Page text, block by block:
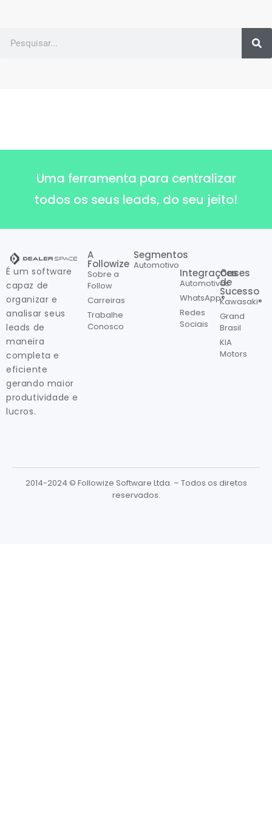
Uma ferramenta para centralizar
todos os seus leads, do seu jeito!
É um software
capaz de
organizar e
analisar seus
leads de
maneira
completa e
eficiente
gerando maior
produtividade e
lucros.
A
Followize
Sobre a
Follow
Carreiras
Trabalhe
Conosco
Segmentos
Automotivo
Integrações
Automotivas
WhatsApp®
Redes
Sociais
Cases
de
Sucesso
Kawasaki®
Grand
Brasil
KIA
Motors
2014-2024 © Followize Software Ltda. – Todos os diretos
reservados.